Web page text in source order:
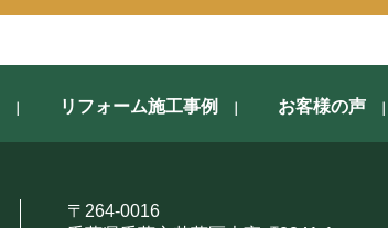
リフォーム施工事例 お客様の声
〒264-0016